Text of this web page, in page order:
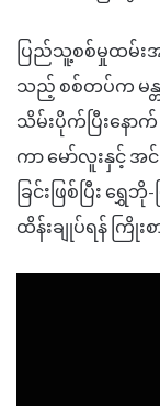
ပြည်သူ့စစ်မှုထမ်းအ
သည့် စစ်တပ်က မန္
သိမ်းပိုက်ပြီးနေ
ကာ မော်လူးနှင့်
ခြင်းဖြစ်ပြီး ရွှေ
ထိန်းချုပ်ရန် ကြိုး